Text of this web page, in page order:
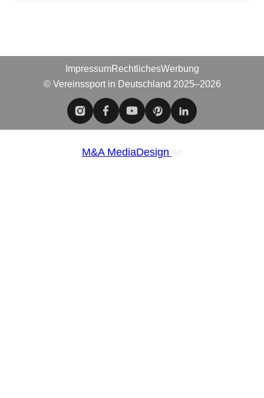
ImpressumRechtlichesWerbung
© Vereinssport in Deutschland 2025–2026
M&A MediaDesign